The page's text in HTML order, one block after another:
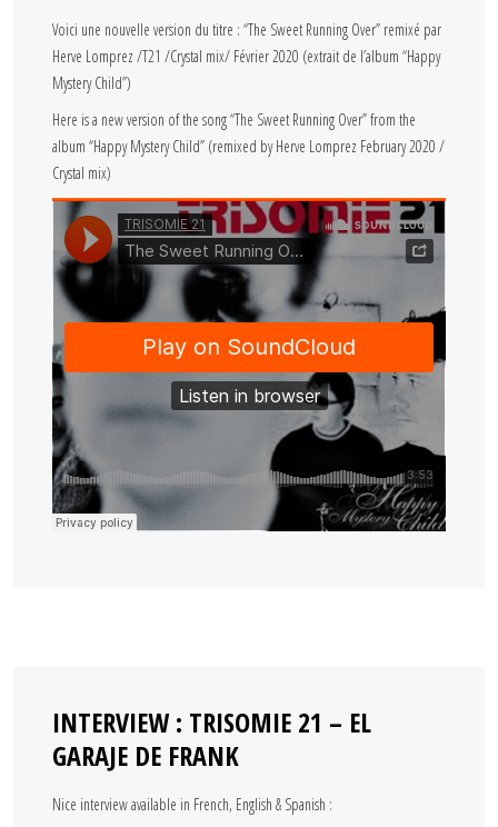
Voici une nouvelle version du titre : “The Sweet Running Over” remixé par
Herve Lomprez /T21 /Crystal mix/ Février 2020 (extrait de l’album “Happy
Mystery Child”)
Here is a new version of the song “The Sweet Running Over” from the
album “Happy Mystery Child” (remixed by Herve Lomprez February 2020 /
Crystal mix)
INTERVIEW : TRISOMIE 21 – EL
GARAJE DE FRANK
Nice interview available in French, English & Spanish :